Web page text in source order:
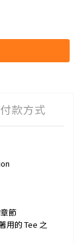
款方式
節
用的 Tee 之